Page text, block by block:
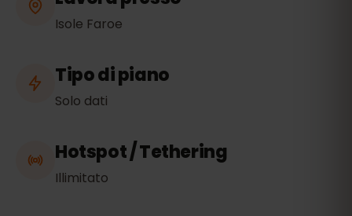
Isole Faroe
Tipo di piano
Solo dati
Hotspot / Tethering
Illimitato